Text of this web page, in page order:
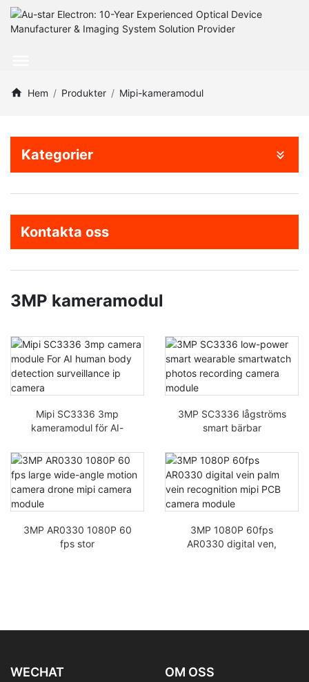
Hem Produkter Mipi-kameramodul
Kategorier
Kontakta oss
3MP kameramodul
Mipi SC3336 3mp
kameramodul för AI-
mänskliga kroppar – IP-
kamera
3MP SC3336 lågströms
smart bärbar
fotoinspelningskamera
modul
3MP AR0330 1080P 60
fps stor
3MP 1080P 60fps
AR0330 digital ven,
WECHAT OM OSS